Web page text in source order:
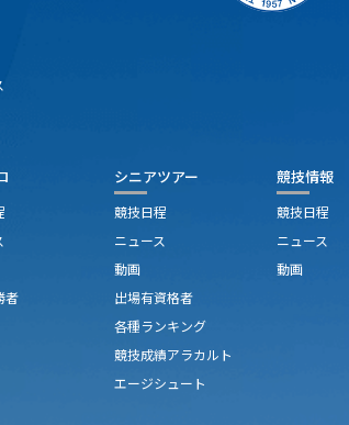
者
シニアツアー
競技日程
ニュース
動画
出場有資格者
各種ランキング
競技成績アラカルト
エージシュート
競技情報
競技日程
ニュース
動画